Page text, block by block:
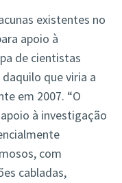
existentes no
apoio à
de cientistas
que viria a
em 2007. “O
à investigação
com
cabladas,